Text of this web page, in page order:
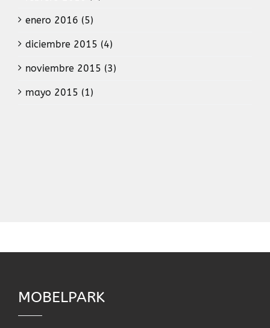
enero 2016 (5)
diciembre 2015 (4)
noviembre 2015 (3)
mayo 2015 (1)
MOBELPARK